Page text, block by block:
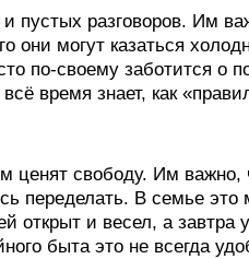
пустых разговоров. Им
они могут казаться
по-своему заботится о
время знает, как
ценят свободу. Им важно,
переделать. В семье это
открыт и весел, а
быта это не всегда